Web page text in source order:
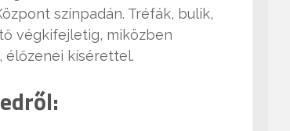
színpadán. Tréfák, bulik,
végkifejletig, miközben
élőzenei kísérettel.